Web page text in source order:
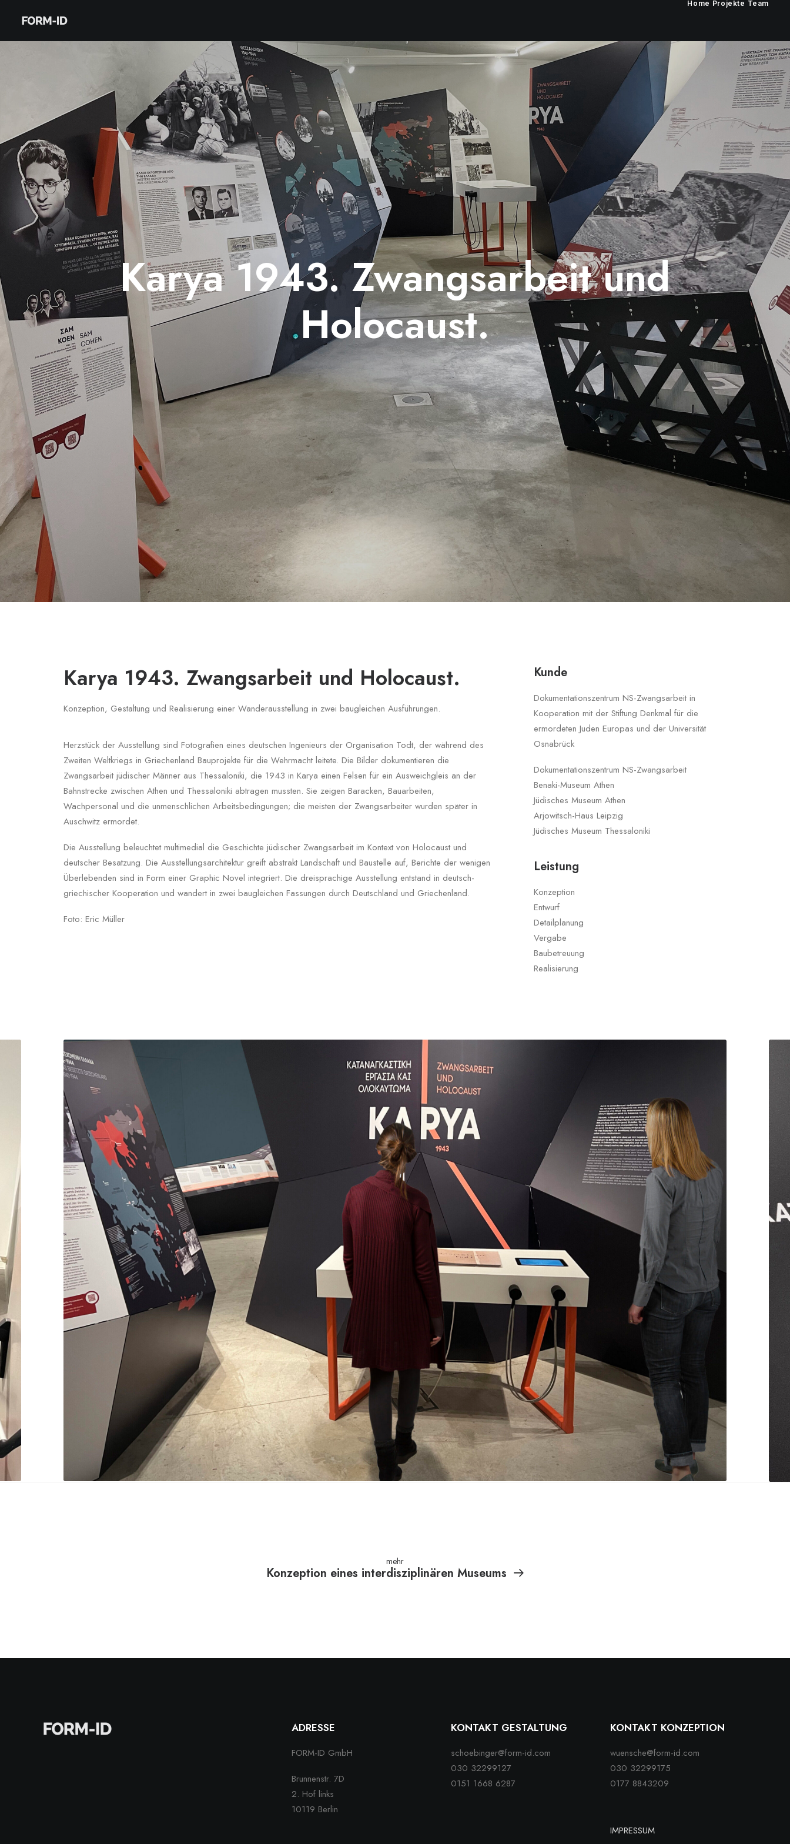
Home Projekte Team
Karya 1943. Zwangsarbeit und
Holocaust.
Karya 1943. Zwangsarbeit und Holocaust.
Konzeption, Gestaltung und Realisierung einer Wanderausstellung in zwei baugleichen Ausführungen.
Herzstück der Ausstellung sind Fotografien eines deutschen Ingenieurs der Organisation Todt, der während des
Zweiten Weltkriegs in Griechenland Bauprojekte für die Wehrmacht leitete. Die Bilder dokumentieren die
Zwangsarbeit jüdischer Männer aus Thessaloniki, die 1943 in Karya einen Felsen für ein Ausweichgleis an der
Bahnstrecke zwischen Athen und Thessaloniki abtragen mussten. Sie zeigen Baracken, Bauarbeiten,
Wachpersonal und die unmenschlichen Arbeitsbedingungen; die meisten der Zwangsarbeiter wurden später in
Auschwitz ermordet.
Die Ausstellung beleuchtet multimedial die Geschichte jüdischer Zwangsarbeit im Kontext von Holocaust und
deutscher Besatzung. Die Ausstellungsarchitektur greift abstrakt Landschaft und Baustelle auf, Berichte der wenigen
Überlebenden sind in Form einer Graphic Novel integriert. Die dreisprachige Ausstellung entstand in deutsch-
griechischer Kooperation und wandert in zwei baugleichen Fassungen durch Deutschland und Griechenland.
Foto: Eric Müller
Kunde
Dokumentationszentrum NS-Zwangsarbeit in
Kooperation mit der Stiftung Denkmal für die
ermordeten Juden Europas und der Universität
Osnabrück
Dokumentationszentrum NS-Zwangsarbeit
Benaki-Museum Athen
Jüdisches Museum Athen
Arjowitsch-Haus Leipzig
Jüdisches Museum Thessaloniki
Leistung
Konzeption
Entwurf
Detailplanung
Vergabe
Baubetreuung
Realisierung
mehr
Konzeption eines interdisziplinären Museums
ADRESSE
FORM-ID GmbH
Brunnenstr. 7D
2. Hof links
10119 Berlin
KONTAKT GESTALTUNG
schoebinger@form-id.com
030 32299127
0151 1668 6287
KONTAKT KONZEPTION
wuensche@form-id.com
030 32299175
0177 8843209
IMPRESSUM